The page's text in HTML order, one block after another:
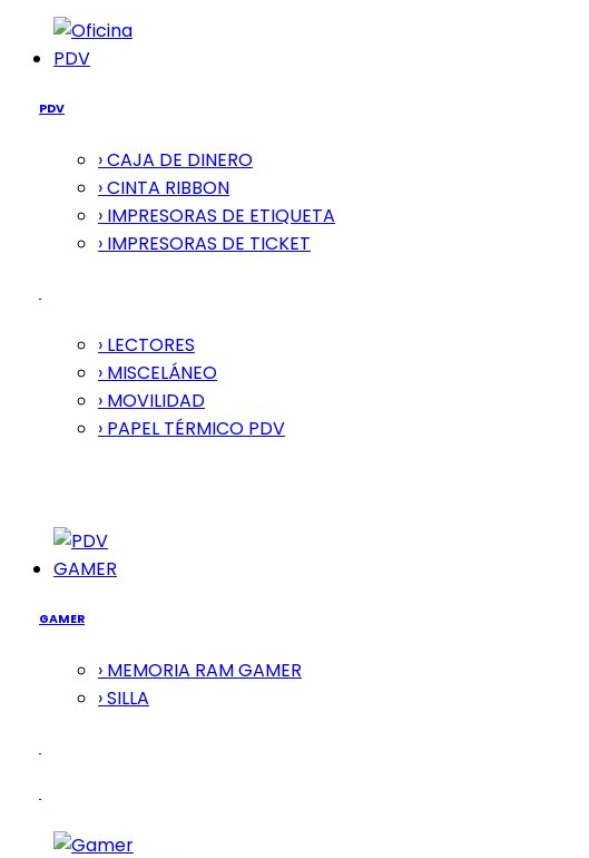
PDV
PDV
› CAJA DE DINERO
› CINTA RIBBON
› IMPRESORAS DE ETIQUETA
› IMPRESORAS DE TICKET
› LECTORES
› MISCELÁNEO
› MOVILIDAD
› PAPEL TÉRMICO PDV
GAMER
GAMER
› MEMORIA RAM GAMER
› SILLA